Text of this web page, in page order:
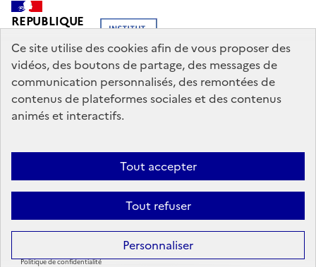
Ce site utilise des cookies afin de vous proposer des
vidéos, des boutons de partage, des messages de
communication personnalisés, des remontées de
contenus de plateformes sociales et des contenus
animés et interactifs.
Tout accepter
Tout refuser
Personnaliser
Politique de confidentialité
REPUBLIQUE
FRANCAISE
legifrance.gouv.fr
info.gouv.fr
Mentions légales
Politique générale de protection
des données
© 2026 Saison Méditerranée. | Institut français, Tous droits réservés.